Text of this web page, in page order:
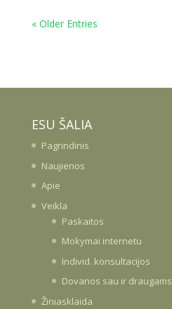
« Older Entries
ESU ŠALIA
Pagrindinis
Naujienos
Apie
Veikla
Paskaitos
Mokymai internetu
Individ. konsultacijos
Dovanos sau ir draugams
Žiniasklaida